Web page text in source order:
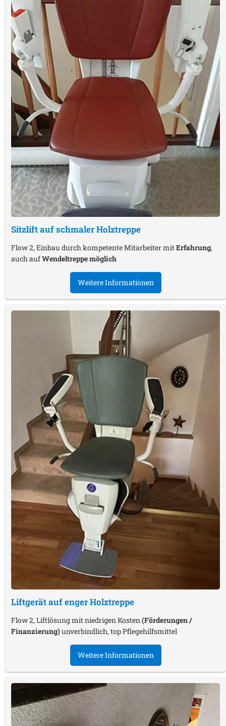
Sitzlift auf schmaler Holztreppe
Flow 2, Einbau durch kompetente Mitarbeiter mitErfahrung,
auch aufWendeltreppe möglich
Weitere Informationen
Liftgerät auf enger Holztreppe
Flow 2, Liftlösung mit niedrigen Kosten (Förderungen /
Finanzierung)unverbindlich, top Pflegehilfsmittel
Weitere Informationen